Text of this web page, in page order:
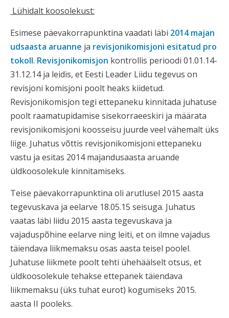
Lühidalt koosolekust:
Esimese päevakorrapunktina vaadati läbi 2014 majan
udsaasta aruanne ja revisjonikomisjoni esitatud pro
tokoll. Revisjonikomisjon kontrollis perioodi 01.01.14-
31.12.14 ja leidis, et Eesti Leader Liidu tegevus on
revisjoni komisjoni poolt heaks kiidetud.
Revisjonikomisjon tegi ettepaneku kinnitada juhatuse
poolt raamatupidamise sisekorraeeskiri ja määrata
revisjonikomisjoni koosseisu juurde veel vähemalt üks
liige. Juhatus võttis revisjonikomisjoni ettepaneku
vastu ja esitas 2014 majandusaasta aruande
üldkoosolekule kinnitamiseks.
Teise päevakorrapunktina oli arutlusel 2015 aasta
tegevuskava ja eelarve 18.05.15 seisuga. Juhatus
vaatas läbi liidu 2015 aasta tegevuskava ja
vajaduspõhine eelarve ning leiti, et on ilmne vajadus
täiendava liikmemaksu osas aasta teisel poolel.
Juhatuse liikmete poolt tehti ühehäälselt otsus, et
üldkoosolekule tehakse ettepanek täiendava
liikmemaksu (üks tuhat eurot) kogumiseks 2015.
aasta II pooleks.